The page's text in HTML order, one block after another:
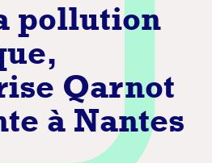
pollution
Qarnot
à Nantes